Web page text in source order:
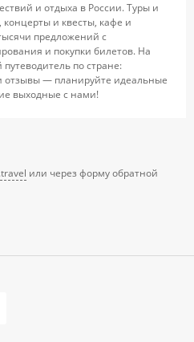
и отдыха в России. Туры и
концерты и квесты, кафе и
предложений с
и покупки билетов. На
по стране:
отзывы — планируйте идеальные
выходные с нами!
или через форму обратной